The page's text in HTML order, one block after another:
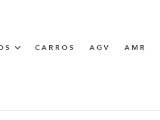
CARROS AGV AMR